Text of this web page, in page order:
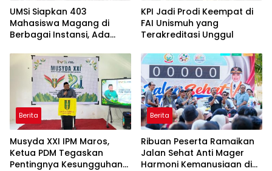
UMSi Siapkan 403
Mahasiswa Magang di
Berbagai Instansi, Ada
Taiwan
KPI Jadi Prodi Keempat di
FAI Unismuh yang
Terakreditasi Unggul
Berita
Musyda XXI IPM Maros,
Ketua PDM Tegaskan
Pentingnya Kesungguhan
Berita
Ribuan Peserta Ramaikan
Jalan Sehat Anti Mager
Harmoni Kemanusiaan di